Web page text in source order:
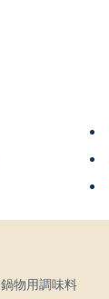
鍋物用調味料